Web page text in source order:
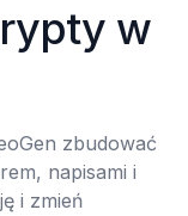
w
zbudować
napisami i
i zmień